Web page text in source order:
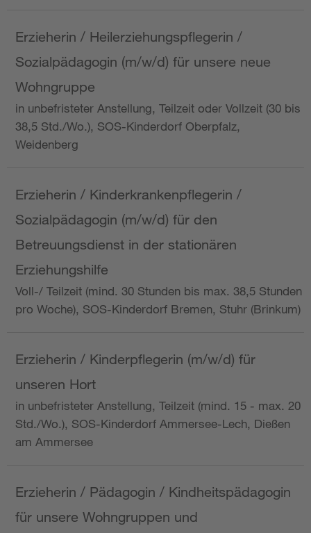
Erzieherin / Heilerziehungspflegerin /
Sozialpädagogin (m/w/d) für unsere neue
Wohngruppe
in unbefristeter Anstellung, Teilzeit oder Vollzeit (30 bis
38,5 Std./Wo.), SOS-Kinderdorf Oberpfalz,
Weidenberg
Erzieherin / Kinderkrankenpflegerin /
Sozialpädagogin (m/w/d) für den
Betreuungsdienst in der stationären
Erziehungshilfe
Voll-/ Teilzeit (mind. 30 Stunden bis max. 38,5 Stunden
pro Woche), SOS-Kinderdorf Bremen, Stuhr (Brinkum)
Erzieherin / Kinderpflegerin (m/w/d) für
unseren Hort
in unbefristeter Anstellung, Teilzeit (mind. 15 - max. 20
Std./Wo.), SOS-Kinderdorf Ammersee-Lech, Dießen
am Ammersee
Erzieherin / Pädagogin / Kindheitspädagogin
für unsere Wohngruppen und